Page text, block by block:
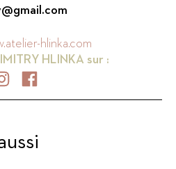
hlinka.com
HLINKA sur :